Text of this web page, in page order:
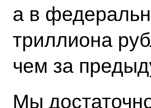
а в
триллиона
чем за
Мы